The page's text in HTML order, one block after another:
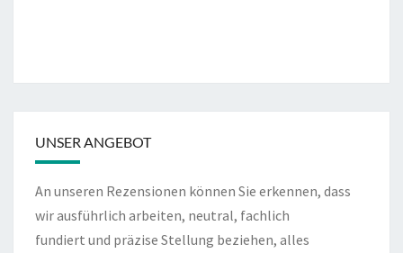
UNSER ANGEBOT
An unseren Rezensionen können Sie erkennen, dass
wir ausführlich arbeiten, neutral, fachlich
fundiert und präzise Stellung beziehen, alles